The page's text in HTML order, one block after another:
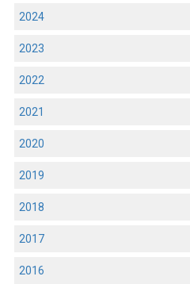
2024
2023
2022
2021
2020
2019
2018
2017
2016